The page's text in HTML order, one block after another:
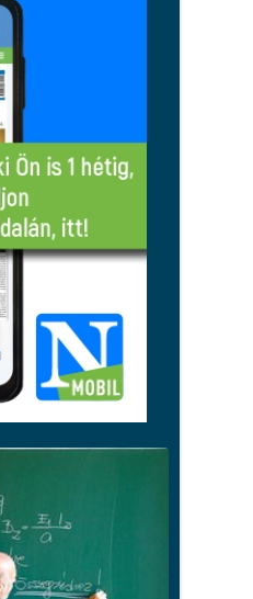
nincs
Cserkúton,
találtak